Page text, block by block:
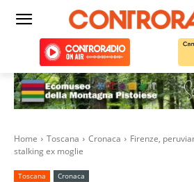
Home Toscana Cronaca
Firenze,
stalking ex moglie
Toscana Cronaca